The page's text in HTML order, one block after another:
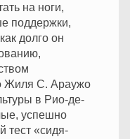
на ноги,
поддержки,
долго он
Жиля С. Араужо
в Рио-де-
успешно
тест «сидя-